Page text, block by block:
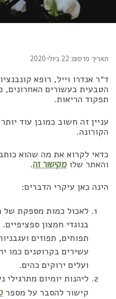
תאריך פרסום: 22 ביולי 2020
ד״ר אנדרו וייל, רופא
תפקוד הריאות.
עניין זה חשוב כמובן עוד
הקורונה.
כדאי לקרוא את מה שהוא
והאתר שלו מקישור זה.
הינה כאן עיקרי הדברים:
לאכול כמות מספקת של
בנוגדי חמצון
תפוחים, תפוזים
עשירים בקרוטנים כמו
ועלים ירוקים כהים.
ליהנות יומיום
קישור להסבר על מספר